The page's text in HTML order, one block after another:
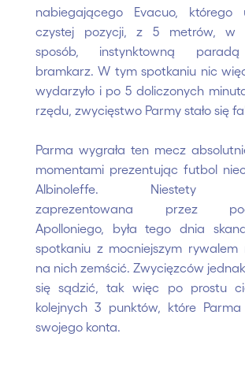
nabiegającego Evacuo, którego
czystej pozycji, z 5 metrów, w
sposób, instynktowną paradą
bramkarz. W tym spotkaniu nic
wydarzyło i po 5 doliczonych
rzędu, zwycięstwo Parmy stało się
Parma wygrała ten mecz
momentami prezentując futbol
Albinoleffe. Niestety
zaprezentowana przez
Apolloniego, była tego dnia
spotkaniu z mocniejszym rywalem
na nich zemścić. Zwycięzców
się sądzić, tak więc po prostu
kolejnych 3 punktów, które
swojego konta.